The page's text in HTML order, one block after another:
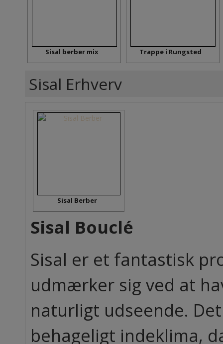
Sisal berber mix Trappe i Rungsted
Sisal Erhverv
Sisal Berber
Sisal Bouclé
Sisal er et fantastisk
udmærker sig ved at
naturligt udseende.
behageligt indeklima,